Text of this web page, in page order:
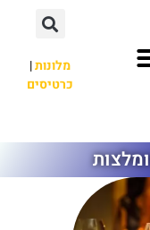
מלונות|
כרטיסים